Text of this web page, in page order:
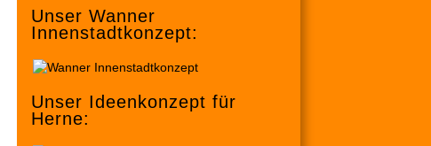
Unser Wanner
Innenstadtkonzept:
Unser Ideenkonzept für
Herne: